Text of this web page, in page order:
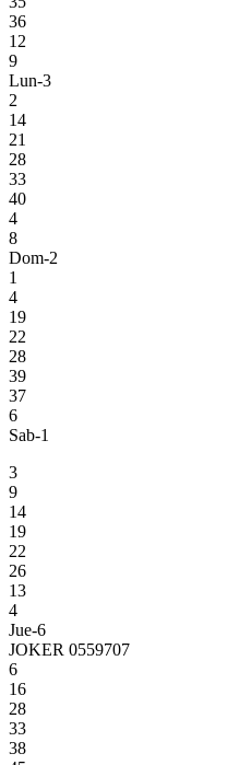
36
12
9
Lun-3
2
14
21
28
33
40
4
8
Dom-2
1
4
19
22
28
39
37
6
Sab-1
3
9
14
19
22
26
13
4
Jue-6
JOKER 0559707
6
16
28
33
38